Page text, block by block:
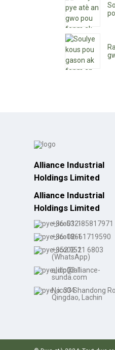
Alliance Industrial
Holdings Limited
Alliance Industrial
Holdings Limited
+86-532-85817971
+86-18661719590
+852 9521 6803
(WhatsApp)
aldlp@alliance-
sunda.com
No. 33 Shandong
Qingdao, Lachin